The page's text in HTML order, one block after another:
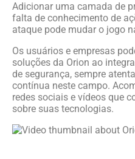
Adicionar uma camada de
falta de conhecimento de
ataque pode mudar o jogo
Os usuários e empresas
soluções da Orion ao
de segurança, sempre
contínua neste campo.
redes sociais e vídeos que
sobre suas tecnologias.